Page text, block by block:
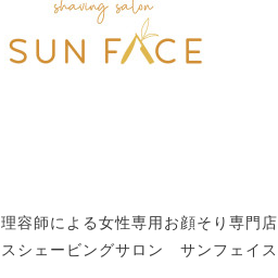
容師による女性専用お顔そり専門店
シェービングサロン サンフェイス